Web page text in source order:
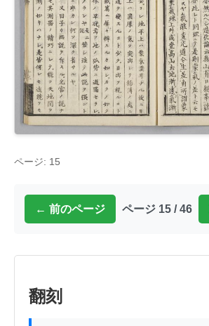
ページ: 15
← 前のページ ページ 15 / 46
翻刻